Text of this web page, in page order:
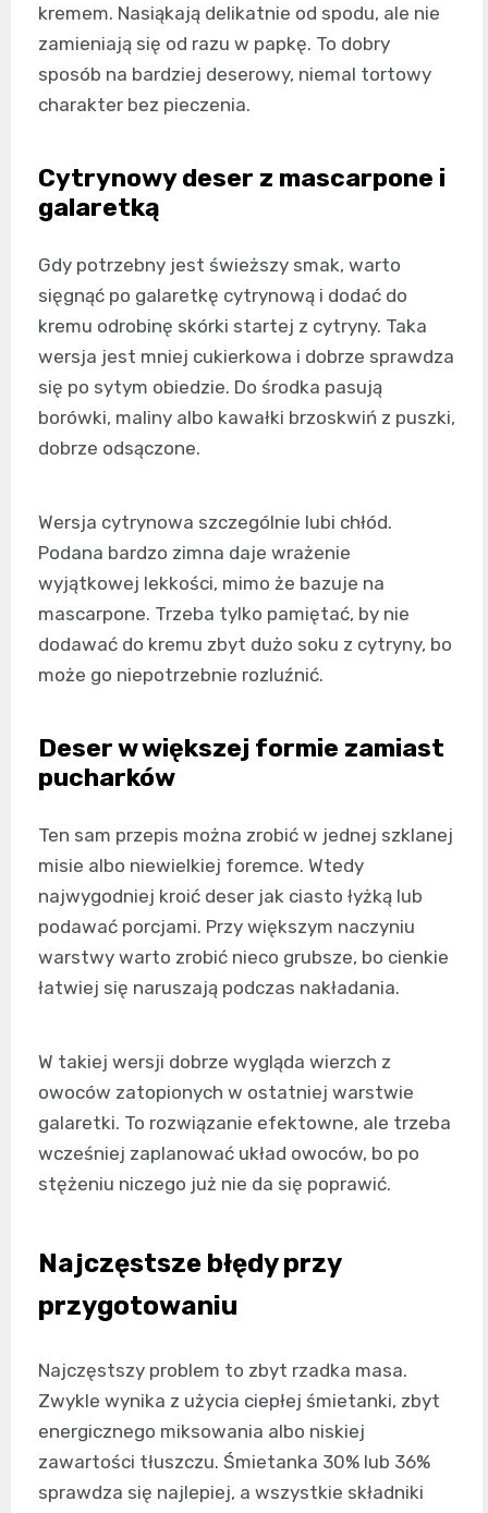
kremem. Nasiąkają delikatnie od spodu, ale nie
zamieniają się od razu w papkę. To dobry
sposób na bardziej deserowy, niemal tortowy
charakter bez pieczenia.
Cytrynowy deser z mascarpone i
galaretką
Gdy potrzebny jest świeższy smak, warto
sięgnąć po galaretkę cytrynową i dodać do
kremu odrobinę skórki startej z cytryny. Taka
wersja jest mniej cukierkowa i dobrze sprawdza
się po sytym obiedzie. Do środka pasują
borówki, maliny albo kawałki brzoskwiń z puszki,
dobrze odsączone.
Wersja cytrynowa szczególnie lubi chłód.
Podana bardzo zimna daje wrażenie
wyjątkowej lekkości, mimo że bazuje na
mascarpone. Trzeba tylko pamiętać, by nie
dodawać do kremu zbyt dużo soku z cytryny, bo
może go niepotrzebnie rozluźnić.
Deser w większej formie zamiast
pucharków
Ten sam przepis można zrobić w jednej szklanej
misie albo niewielkiej foremce. Wtedy
najwygodniej kroić deser jak ciasto łyżką lub
podawać porcjami. Przy większym naczyniu
warstwy warto zrobić nieco grubsze, bo cienkie
łatwiej się naruszają podczas nakładania.
W takiej wersji dobrze wygląda wierzch z
owoców zatopionych w ostatniej warstwie
galaretki. To rozwiązanie efektowne, ale trzeba
wcześniej zaplanować układ owoców, bo po
stężeniu niczego już nie da się poprawić.
Najczęstsze błędy przy
przygotowaniu
Najczęstszy problem to zbyt rzadka masa.
Zwykle wynika z użycia ciepłej śmietanki, zbyt
energicznego miksowania albo niskiej
zawartości tłuszczu. Śmietanka 30% lub 36%
sprawdza się najlepiej, a wszystkie składniki